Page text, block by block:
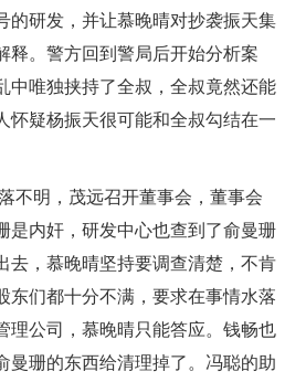
的研发，并让慕晚晴对抄袭振天集
释。警方回到警局后开始分析案
中唯独挟持了全叔，全叔竟然还能
怀疑杨振天很可能和全叔勾结在一
不明，茂远召开董事会，董事会
是内奸，研发中心也查到了俞曼珊
去，慕晚晴坚持要调查清楚，不肯
东们都十分不满，要求在事情水落
理公司，慕晚晴只能答应。钱畅也
曼珊的东西给清理掉了。冯聪的助